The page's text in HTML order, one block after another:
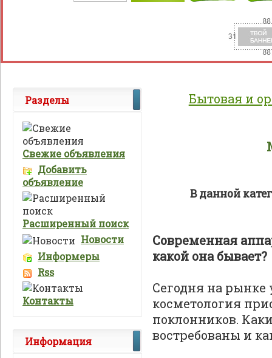
Бытовая и
В данной
Современная
какой она бывает?
Сегодня на рынке
косметология
поклонников.
востребованы и
Разделы
Свежие объявления
Добавить
объявление
Расширенный поиск
Новости
Информеры
Rss
Контакты
Информация